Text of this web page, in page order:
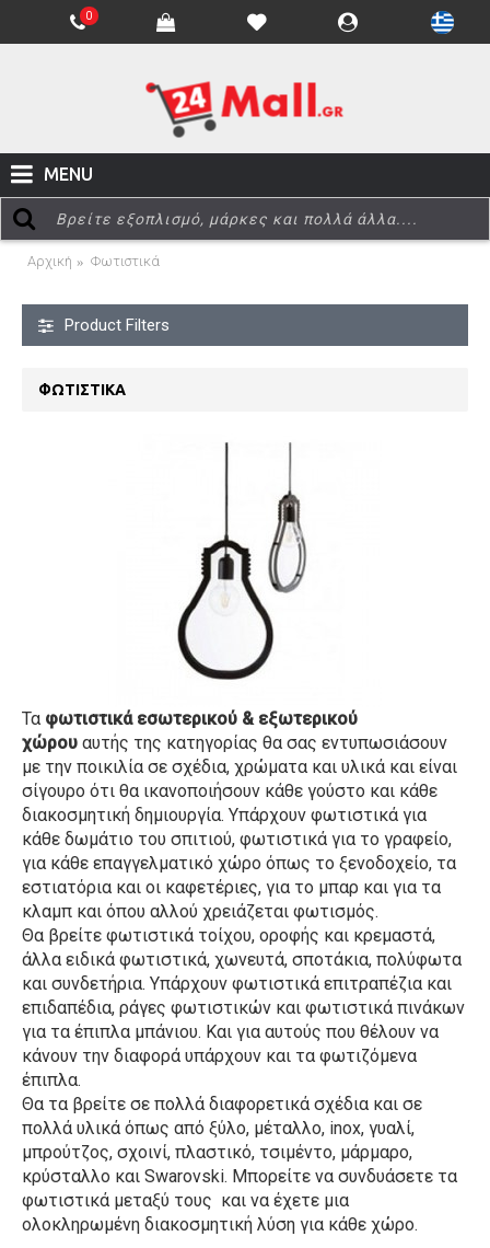
0
MENU
Αρχική Φωτιστικά
Product Filters
ΦΩΤΙΣΤΙΚΆ
Τα φωτιστικά εσωτερικού & εξωτερικού
χώρου αυτής της κατηγορίας θα σας εντυπωσιάσουν
με την ποικιλία σε σχέδια, χρώματα και υλικά και είναι
σίγουρο ότι θα ικανοποιήσουν κάθε γούστο και κάθε
διακοσμητική δημιουργία. Υπάρχουν φωτιστικά για
κάθε δωμάτιο του σπιτιού, φωτιστικά για το γραφείο,
για κάθε επαγγελματικό χώρο όπως το ξενοδοχείο, τα
εστιατόρια και οι καφετέριες, για το μπαρ και για τα
κλαμπ και όπου αλλού χρειάζεται φωτισμός.
Θα βρείτε φωτιστικά τοίχου, οροφής και κρεμαστά,
άλλα ειδικά φωτιστικά, χωνευτά, σποτάκια, πολύφωτα
και συνδετήρια. Υπάρχουν φωτιστικά επιτραπέζια και
επιδαπέδια, ράγες φωτιστικών και φωτιστικά πινάκων
για τα έπιπλα μπάνιου. Και για αυτούς που θέλουν να
κάνουν την διαφορά υπάρχουν και τα φωτιζόμενα
έπιπλα.
Θα τα βρείτε σε πολλά διαφορετικά σχέδια και σε
πολλά υλικά όπως από ξύλο, μέταλλο, inox, γυαλί,
μπρούτζος, σχοινί, πλαστικό, τσιμέντο, μάρμαρο,
κρύσταλλο και Swarovski. Μπορείτε να συνδυάσετε τα
φωτιστικά μεταξύ τους και να έχετε μια
ολοκληρωμένη διακοσμητική λύση για κάθε χώρο.